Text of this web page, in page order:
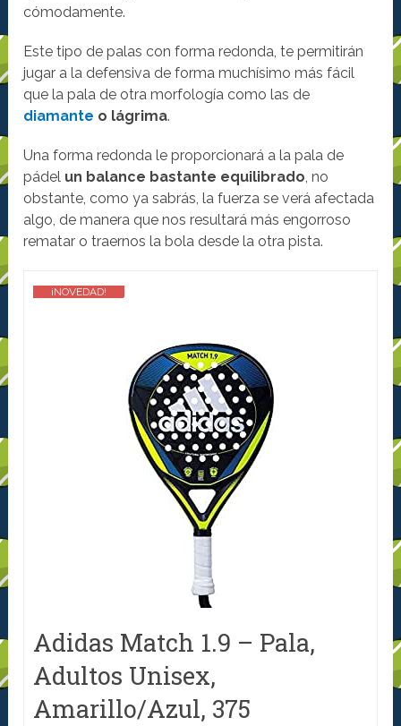
cómodamente.
Este tipo de palas con forma redonda, te permitirán
jugar a la defensiva de forma muchísimo más fácil
que la pala de otra morfología como las de
diamante o lágrima.
Una forma redonda le proporcionará a la pala de
pádel un balance bastante equilibrado, no
obstante, como ya sabrás, la fuerza se verá afectada
algo, de manera que nos resultará más engorroso
rematar o traernos la bola desde la otra pista.
¡NOVEDAD!
Adidas Match 1.9 – Pala,
Adultos Unisex,
Amarillo/Azul, 375